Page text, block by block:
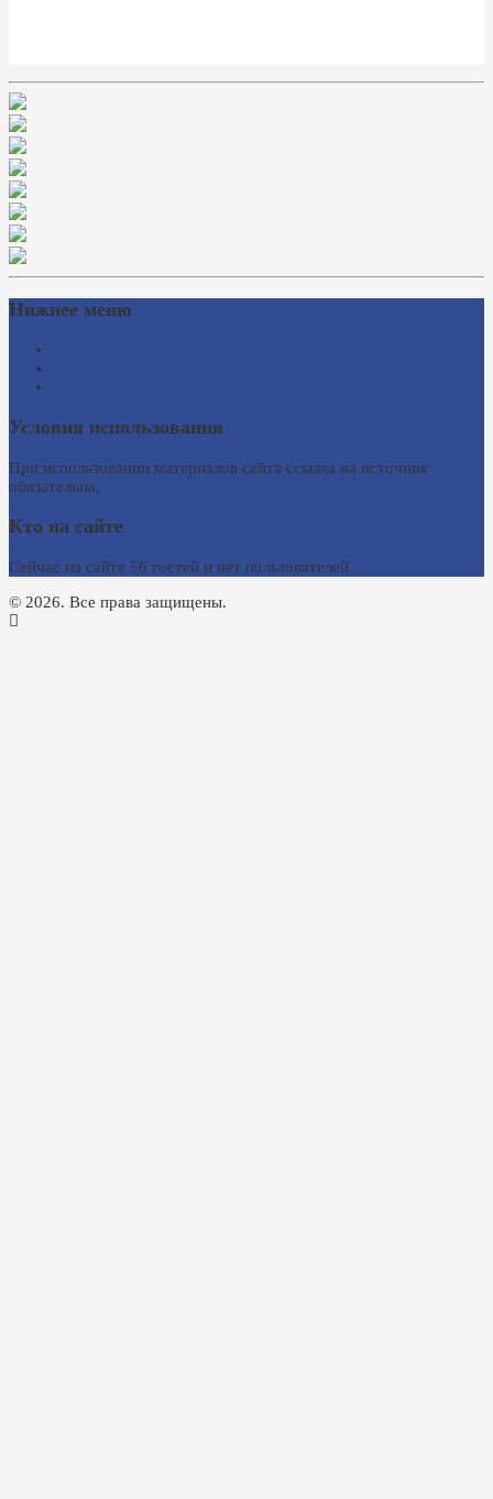
Нижнее меню
Условия использования
При использовании материалов сайта ссылка на источник
обязательна.
Кто на сайте
Сейчас на сайте 56 гостей и нет пользователей
© 2026. Все права защищены.